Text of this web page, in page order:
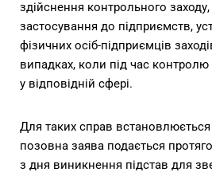
здійснення контрольного
застосування до підприємств,
фізичних осіб-підприємців
випадках, коли під час
у відповідній сфері.
Для таких справ
позовна заява подається
з дня виникнення підстав для